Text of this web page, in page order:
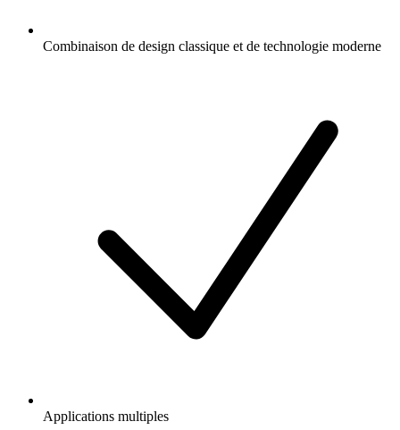
Combinaison de design classique et de technologie moderne
Applications multiples